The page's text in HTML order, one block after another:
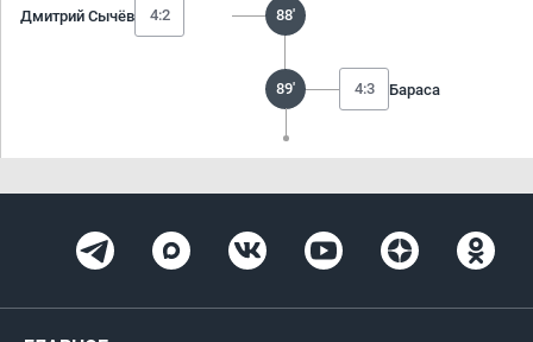
Дмитрий Сычёв 4:2 88'
89' 4:3 Бараса